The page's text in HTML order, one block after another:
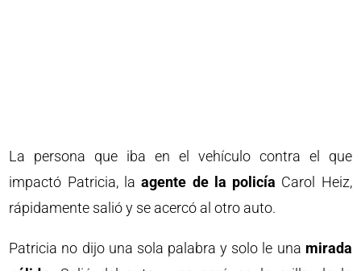
La persona que iba en el vehículo contra el que
impactó Patricia, laagente de la policía Carol Heiz,
rápidamente salió y se acercó al otro auto.
Patricia no dijo una sola palabra y solo le una mirada